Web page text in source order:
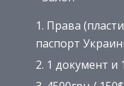
Права
паспорт
1 документ и